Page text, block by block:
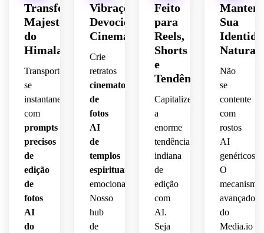
Transformações
Majestosas
do
Himalaia
Transporte-
se
instantaneamente
com
prompts
precisos
de
edição
de
fotos
AI
do
Vibrações
Devocionais
Cinematográficas
Crie
retratos
cinematográficos
de
fotos
AI
de
templos
espirituais
emocionantes.
Nosso
hub
de
Feito
para
Reels,
Shorts
e
Tendências
Capitalize
a
enorme
tendência
indiana
de
edição
com
AI.
Seja
Sua
Natural
Não
se
contente
com
rostos
AI
genéricos.
O
mecanismo
avançado
do
Media.io